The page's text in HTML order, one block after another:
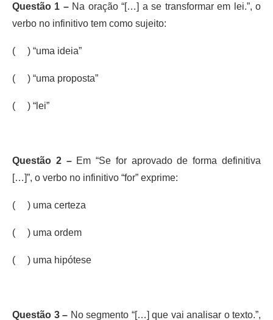
Questão 1 –Na oração “[…] a se transformar em lei.”, o
verbo no infinitivo tem como sujeito:
( ) “uma ideia”
( ) “uma proposta”
( ) “lei”
Questão 2 –Em “Se for aprovado de forma definitiva
[…]”, o verbo no infinitivo “for” exprime:
( ) uma certeza
( ) uma ordem
( ) uma hipótese
Questão 3 – No segmento “[…] que vai analisar o texto.”,